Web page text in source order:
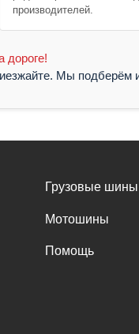
производителей.
дороге!
Мы
Грузовые шины
Мотошины
Помощь